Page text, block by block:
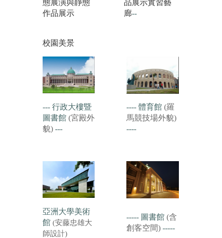
態展演與靜態
作品展示
品展示實習藝
廊--
校園美景
--- 行政大樓暨
圖書館 (宮殿外
貌) ---
---- 體育館 (羅
馬競技場外貌)
----
亞洲大學美術
館 (安藤忠雄大
師設計)
----- 圖書館 (含
創客空間) -----